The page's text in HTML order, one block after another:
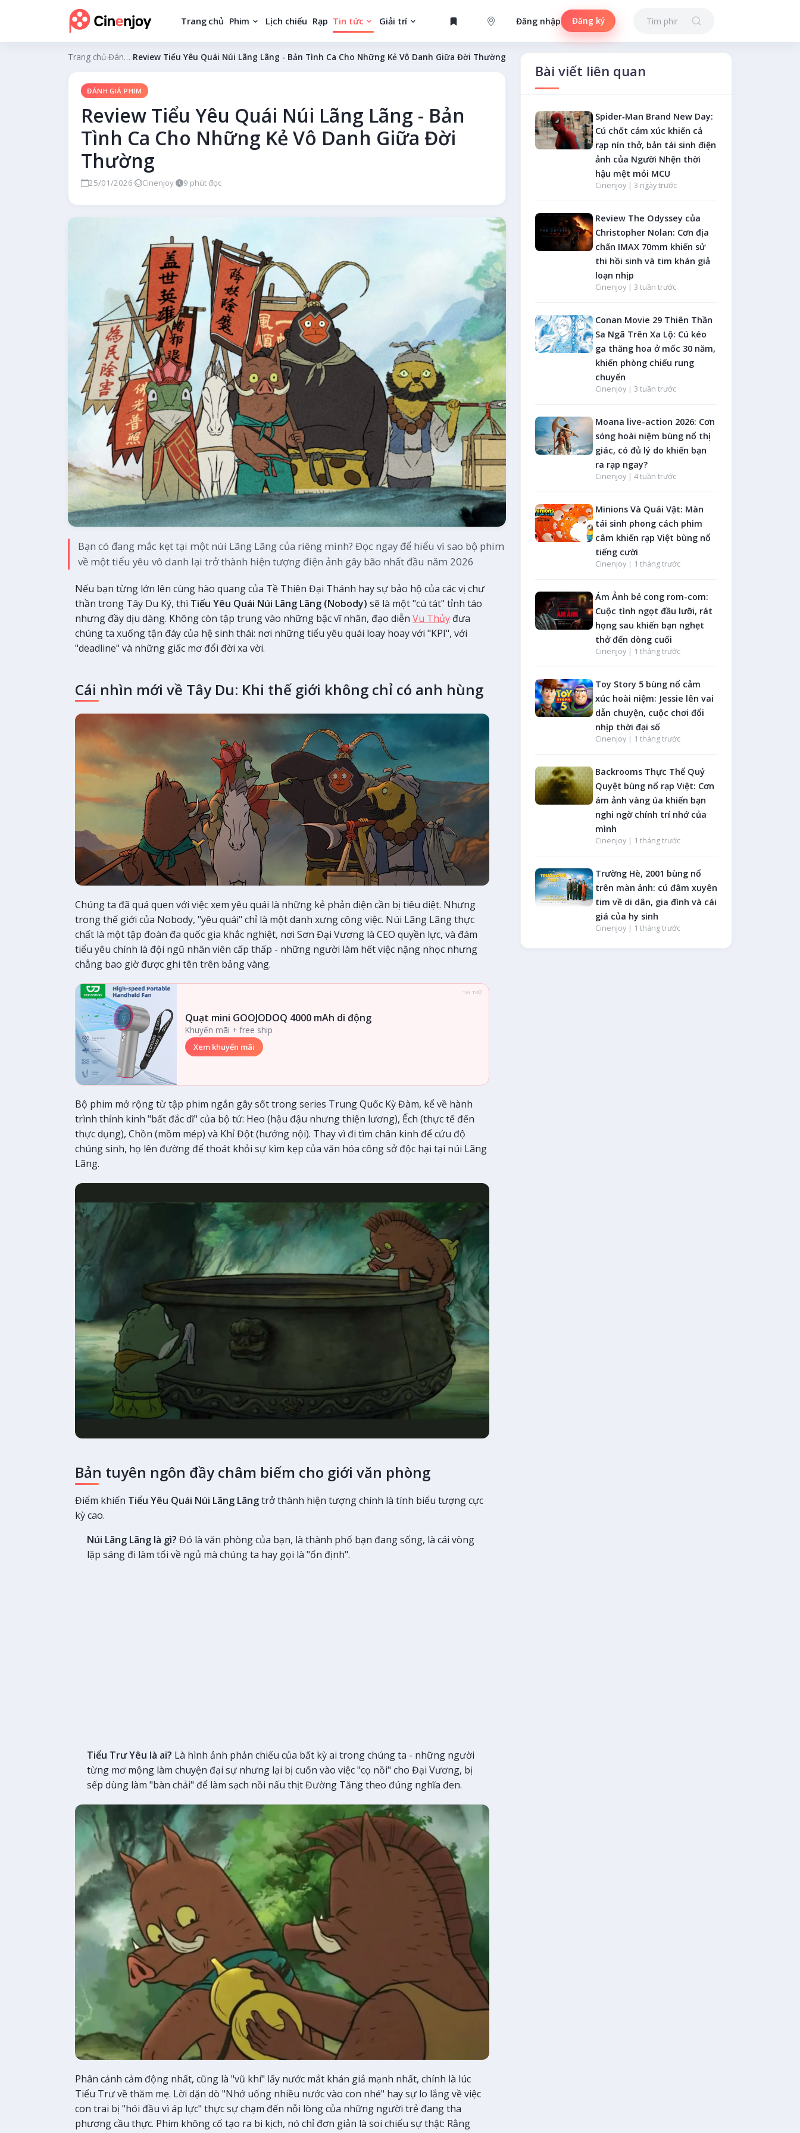
Trang chủ Phim Lịch chiếu Rạp Tin tức Giải trí
GAME
MỚI
Đăng nhập Đăng ký
Trang chủ Đánh giá phim Review Tiểu Yêu Quái Núi Lãng Lãng - Bản Tình Ca Cho Những Kẻ Vô Danh Giữa Đời Thường
ĐÁNH GIÁ PHIM
Review Tiểu Yêu Quái Núi Lãng Lãng - Bản
Tình Ca Cho Những Kẻ Vô Danh Giữa Đời
Thường
25/01/2026· Cinenjoy· 9 phút đọc
Bạn có đang mắc kẹt tại một núi Lãng Lãng của riêng mình? Đọc ngay để hiểu vì sao bộ phim
về một tiểu yêu vô danh lại trở thành hiện tượng điện ảnh gây bão nhất đầu năm 2026
Nếu bạn từng lớn lên cùng hào quang của Tề Thiên Đại Thánh hay sự bảo hộ của các vị chư
thần trong Tây Du Ký, thì Tiểu Yêu Quái Núi Lãng Lãng (Nobody) sẽ là một "cú tát" tỉnh táo
nhưng đầy dịu dàng. Không còn tập trung vào những bậc vĩ nhân, đạo diễn Vu Thủy đưa
chúng ta xuống tận đáy của hệ sinh thái: nơi những tiểu yêu quái loay hoay với "KPI", với
"deadline" và những giấc mơ đổi đời xa vời.
Cái nhìn mới về Tây Du: Khi thế giới không chỉ có anh hùng
Chúng ta đã quá quen với việc xem yêu quái là những kẻ phản diện cần bị tiêu diệt. Nhưng
trong thế giới của Nobody, "yêu quái" chỉ là một danh xưng công việc. Núi Lãng Lãng thực
chất là một tập đoàn đa quốc gia khắc nghiệt, nơi Sơn Đại Vương là CEO quyền lực, và đám
tiểu yêu chính là đội ngũ nhân viên cấp thấp - những người làm hết việc nặng nhọc nhưng
chẳng bao giờ được ghi tên trên bảng vàng.
TÀI TRỢ
Quạt mini GOOJODOQ 4000 mAh di động
Khuyến mãi + free ship
Xem khuyến mãi
Bộ phim mở rộng từ tập phim ngắn gây sốt trong series Trung Quốc Kỳ Đàm, kể về hành
trình thỉnh kinh "bất đắc dĩ" của bộ tứ: Heo (hậu đậu nhưng thiện lương), Ếch (thực tế đến
thực dụng), Chồn (mồm mép) và Khỉ Đột (hướng nội). Thay vì đi tìm chân kinh để cứu độ
chúng sinh, họ lên đường để thoát khỏi sự kìm kẹp của văn hóa công sở độc hại tại núi Lãng
Lãng.
Bản tuyên ngôn đầy châm biếm cho giới văn phòng
Điểm khiến Tiểu Yêu Quái Núi Lãng Lãngtrở thành hiện tượng chính là tính biểu tượng cực
kỳ cao.
Núi Lãng Lãng là gì? Đó là văn phòng của bạn, là thành phố bạn đang sống, là cái vòng
lặp sáng đi làm tối về ngủ mà chúng ta hay gọi là "ổn định".
Tiểu Trư Yêu là ai? Là hình ảnh phản chiếu của bất kỳ ai trong chúng ta - những người
từng mơ mộng làm chuyện đại sự nhưng lại bị cuốn vào việc "cọ nồi" cho Đại Vương, bị
sếp dùng làm "bàn chải" để làm sạch nồi nấu thịt Đường Tăng theo đúng nghĩa đen.
Phân cảnh cảm động nhất, cũng là "vũ khí" lấy nước mắt khán giả mạnh nhất, chính là lúc
Tiểu Trư về thăm mẹ. Lời dặn dò "Nhớ uống nhiều nước vào con nhé" hay sự lo lắng về việc
con trai bị "hói đầu vì áp lực" thực sự chạm đến nỗi lòng của những người trẻ đang tha
phương cầu thực. Phim không cố tạo ra bi kịch, nó chỉ đơn giản là soi chiếu sự thật: Rằng
Bài viết liên quan
Spider‑Man Brand New Day:
Cú chốt cảm xúc khiến cả
rạp nín thở, bản tái sinh điện
ảnh của Người Nhện thời
hậu mệt mỏi MCU
Cinenjoy | 3 ngày trước
Review The Odyssey của
Christopher Nolan: Cơn địa
chấn IMAX 70mm khiến sử
thi hồi sinh và tim khán giả
loạn nhịp
Cinenjoy | 3 tuần trước
Conan Movie 29 Thiên Thần
Sa Ngã Trên Xa Lộ: Cú kéo
ga thăng hoa ở mốc 30 năm,
khiến phòng chiếu rung
chuyển
Cinenjoy | 3 tuần trước
Moana live-action 2026: Cơn
sóng hoài niệm bùng nổ thị
giác, có đủ lý do khiến bạn
ra rạp ngay?
Cinenjoy | 4 tuần trước
Minions Và Quái Vật: Màn
tái sinh phong cách phim
câm khiến rạp Việt bùng nổ
tiếng cười
Cinenjoy | 1 tháng trước
Ám Ảnh bẻ cong rom-com:
Cuộc tình ngọt đầu lưỡi, rát
họng sau khiến bạn nghẹt
thở đến dòng cuối
Cinenjoy | 1 tháng trước
Toy Story 5 bùng nổ cảm
xúc hoài niệm: Jessie lên vai
dẫn chuyện, cuộc chơi đổi
nhịp thời đại số
Cinenjoy | 1 tháng trước
Backrooms Thực Thể Quỷ
Quyệt bùng nổ rạp Việt: Cơn
ám ảnh vàng úa khiến bạn
nghi ngờ chính trí nhớ của
mình
Cinenjoy | 1 tháng trước
Trường Hè, 2001 bùng nổ
trên màn ảnh: cú đâm xuyên
tim về di dân, gia đình và cái
giá của hy sinh
Cinenjoy | 1 tháng trước